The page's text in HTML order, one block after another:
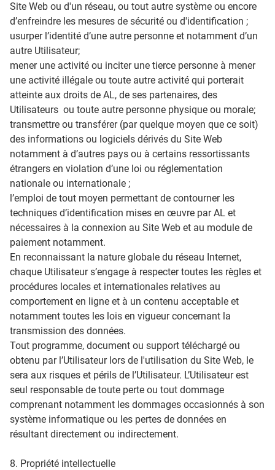
Site Web ou d'un réseau, ou tout autre système ou encore
d’enfreindre les mesures de sécurité ou d'identification ;
usurper l’identité d’une autre personne et notamment d’un
autre Utilisateur;
mener une activité ou inciter une tierce personne à mener
une activité illégale ou toute autre activité qui porterait
atteinte aux droits de AL, de ses partenaires, des
Utilisateurs ou toute autre personne physique ou morale;
transmettre ou transférer (par quelque moyen que ce soit)
des informations ou logiciels dérivés du Site Web
notamment à d’autres pays ou à certains ressortissants
étrangers en violation d’une loi ou réglementation
nationale ou internationale ;
l’emploi de tout moyen permettant de contourner les
techniques d’identification mises en œuvre par AL et
nécessaires à la connexion au Site Web et au module de
paiement notamment.
En reconnaissant la nature globale du réseau Internet,
chaque Utilisateur s’engage à respecter toutes les règles et
procédures locales et internationales relatives au
comportement en ligne et à un contenu acceptable et
notamment toutes les lois en vigueur concernant la
transmission des données.
Tout programme, document ou support téléchargé ou
obtenu par l’Utilisateur lors de l'utilisation du Site Web, le
sera aux risques et périls de l’Utilisateur. L’Utilisateur est
seul responsable de toute perte ou tout dommage
comprenant notamment les dommages occasionnés à son
système informatique ou les pertes de données en
résultant directement ou indirectement.
8. Propriété intellectuelle